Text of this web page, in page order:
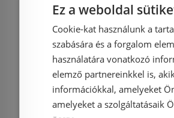
csaptelep, króm LT984
Azonosító: 200567
Cikkszám: LT984
39 000 Ft 37 050 Ft
Ez a weboldal
Cookie-kat használunk a
szabására és a forgalom
használatára vonatkozó
elemző partnereinkkel is,
információkkal, amelyeket
amelyeket a szolgáltatásaik